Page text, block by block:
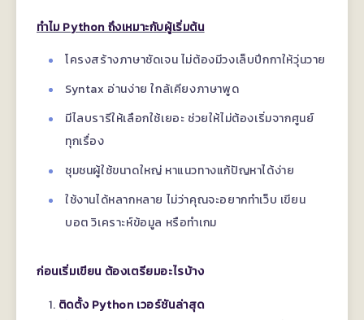
ทำไม Python ถึงเหมาะกับผู้เริ่มต้น
โครงสร้างภาษาชัดเจน ไม่ต้องมีวงเล็บปีกกาให้วุ่นวาย
Syntax อ่านง่าย ใกล้เคียงภาษาพูด
มีไลบรารีให้เลือกใช้เยอะ ช่วยให้ไม่ต้องเริ่มจากศูนย์
ทุกเรื่อง
ชุมชนผู้ใช้ขนาดใหญ่ หาแนวทางแก้ปัญหาได้ง่าย
ใช้งานได้หลากหลาย ไม่ว่าคุณจะอยากทำเว็บ เขียน
บอต วิเคราะห์ข้อมูล หรือทำเกม
ก่อนเริ่มเขียน ต้องเตรียมอะไรบ้าง
ติดตั้ง Python เวอร์ชันล่าสุด